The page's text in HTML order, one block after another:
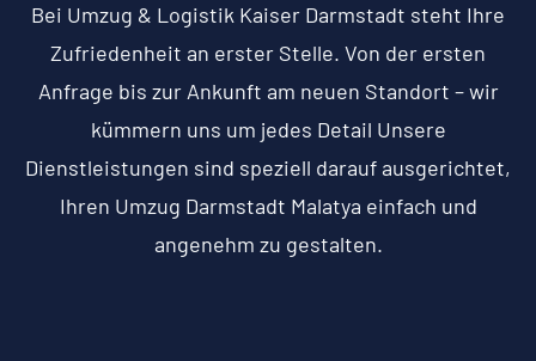
Bei Umzug & Logistik Kaiser Darmstadt steht Ihre
Zufriedenheit an erster Stelle. Von der ersten
Anfrage bis zur Ankunft am neuen Standort – wir
kümmern uns um jedes Detail Unsere
Dienstleistungen sind speziell darauf ausgerichtet,
Ihren Umzug Darmstadt Malatya einfach und
angenehm zu gestalten.